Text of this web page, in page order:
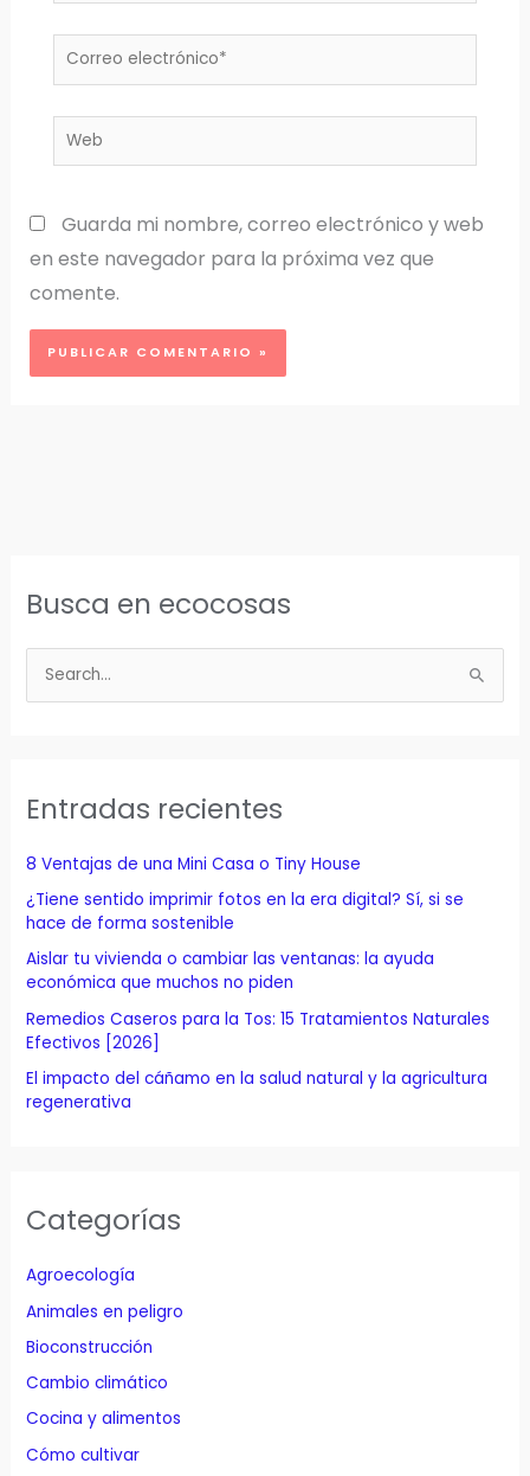
Correo
electrónico*
Web
Guarda mi nombre, correo electrónico y web
en este navegador para la próxima vez que
comente.
Busca en ecocosas
r
p
r
:
Entradas recientes
8 Ventajas de una Mini Casa o Tiny House
¿Tiene sentido imprimir fotos en la era digital? Sí, si se
hace de forma sostenible
Aislar tu vivienda o cambiar las ventanas: la ayuda
económica que muchos no piden
Remedios Caseros para la Tos: 15 Tratamientos Naturales
Efectivos [2026]
El impacto del cáñamo en la salud natural y la agricultura
regenerativa
Categorías
Agroecología
Animales en peligro
Bioconstrucción
Cambio climático
Cocina y alimentos
Cómo cultivar